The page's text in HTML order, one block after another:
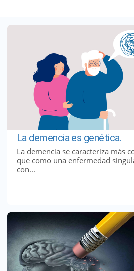
La demencia es genética.
La demencia se caracteriza más
que como una enfermedad
con...